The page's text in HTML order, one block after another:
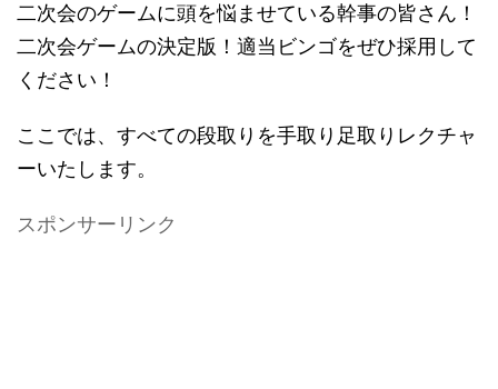
二次会のゲームに頭を悩ませている幹事の皆さん！
二次会ゲームの決定版！適当ビンゴをぜひ採用して
ください！
ここでは、すべての段取りを手取り足取りレクチャ
ーいたします。
スポンサーリンク